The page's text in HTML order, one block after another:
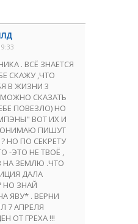
. ВСЁ ЗНАЕТСЯ
СКАЖУ ,ЧТО
В ЖИЗНИ 3
СКАЗАТЬ
ПОВЕЗЛО) НО
ВОТ ИХ И
ПИШУТ
НО ПО СЕКРЕТУ
-ЭТО НЕ ТВОЁ ,
НА ЗЕМЛЮ .ЧТО
ДАЛА
НО ЗНАЙ
ЯВУ* . ВЕРНИ
7 АПРЕЛЯ
ОТ ГРЕХА !!!